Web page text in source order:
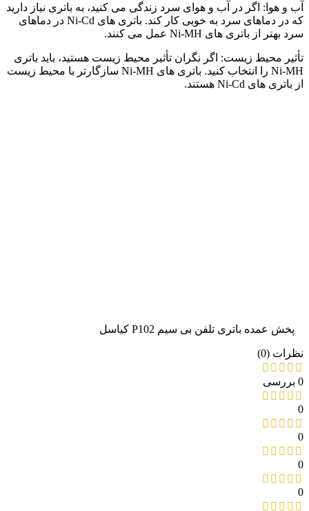
آب و هوا: اگر در آب و هوای سرد زندگی می کنید، به باتری نیاز دارید
که در دماهای سرد به خوبی کار کند. باتری های Ni-Cd در دماهای
سرد بهتر از باتری های Ni-MH عمل می کنند.
تأثیر محیط زیست: اگر نگران تأثیر محیط زیست هستید، باید باتری
Ni-MH را انتخاب کنید. باتری های Ni-MH سازگارتر با محیط زیست
از باتری های Ni-Cd هستند.
پخش عمده باتری تلفن بی سیم P102 کیاسل
نظرات (0)
0 بررسی
0
0
0
0